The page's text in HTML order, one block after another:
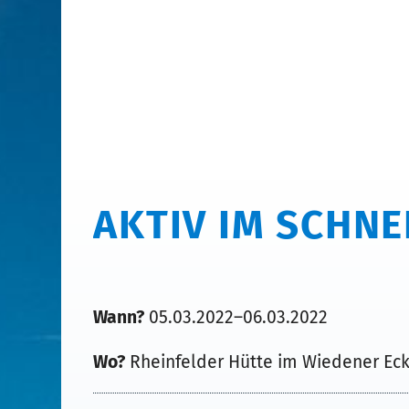
AKTIV IM
Wann? 05.03.2022–06.03.2022
Wo? Rheinfelder Hütte im Wiedener Eck